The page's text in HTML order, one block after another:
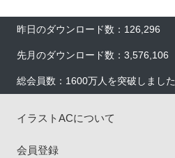
昨日のダウンロード数：126,296
先月のダウンロード数：3,576,106
総会員数：1600万人を突破しました
イラストACについて
会員登録